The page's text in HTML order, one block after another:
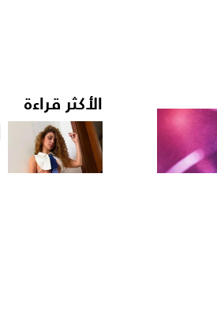
الأكثر قراءة